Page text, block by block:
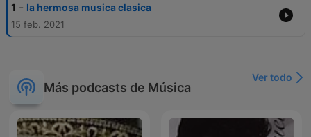
1 - la hermosa musica clasica
15 feb. 2021
Más podcasts de Música
Ver todo